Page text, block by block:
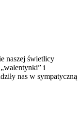
naszej świetlicy
i
nas w sympatyczną